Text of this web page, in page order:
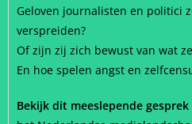
Geloven journalisten en politici
verspreiden?
Of zijn zij zich bewust van wat
En hoe spelen angst en
Bekijk dit meeslepende gesprek